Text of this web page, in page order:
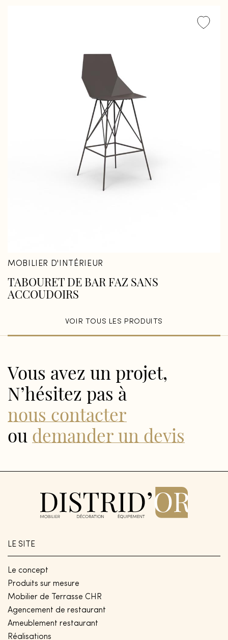
MOBILIER D'INTÉRIEUR
TABOURET DE BAR FAZ SANS
ACCOUDOIRS
VOIR TOUS LES PRODUITS
Vous avez un projet,
N’hésitez pas à
nous contacter
ou demander un devis
LE SITE
Le concept
Produits sur mesure
Mobilier de Terrasse CHR
Agencement de restaurant
Ameublement restaurant
Réalisations